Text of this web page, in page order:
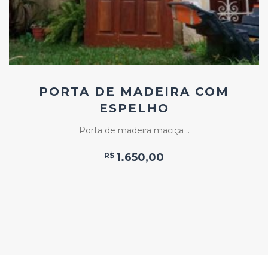
PORTA DE MADEIRA COM
ESPELHO
Porta de madeira maciça ..
R$ 1.650,00